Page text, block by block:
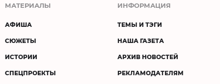
МАТЕРИАЛЫ
АФИША
СЮЖЕТЫ
ИСТОРИИ
СПЕЦПРОЕКТЫ
ИНФОРМАЦИЯ
ТЕМЫ И ТЭГИ
НАША ГАЗЕТА
АРХИВ НОВОСТЕЙ
РЕКЛАМОДАТЕЛЯМ